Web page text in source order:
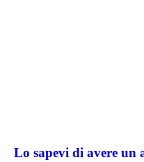
Lo sapevi di avere un